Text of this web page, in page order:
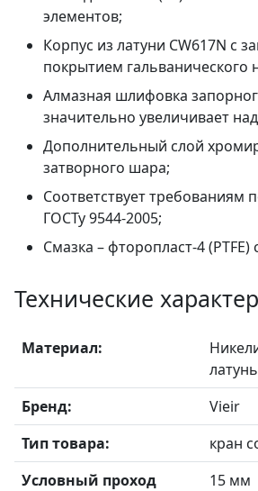
элементов;
Корпус из латуни CW617N с
покрытием гальванического
Алмазная шлифовка
значительно увеличивает
Дополнительный слой
затворного шара;
Соответствует требованиям
ГОСТу 9544-2005;
Смазка – фторопласт-4 (PTFE)
Технические
Материал:
Бренд:
Vieir
Тип товара:
кран
Условный проход
15 мм